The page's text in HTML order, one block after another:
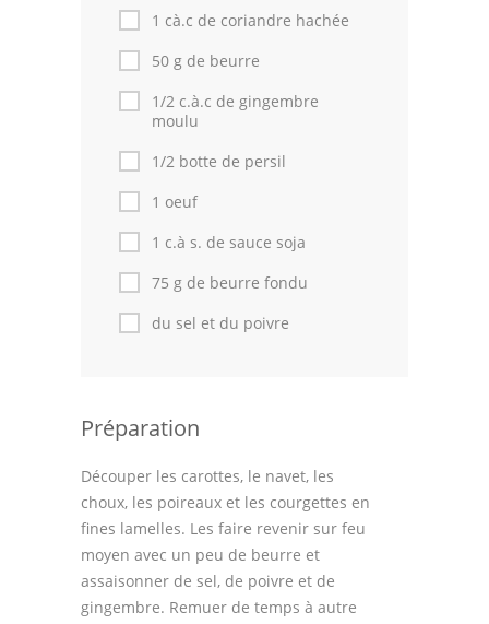
1 cà.c de coriandre hachée
50 g de beurre
1/2 c.à.c de gingembre
moulu
1/2 botte de persil
1 oeuf
1 c.à s. de sauce soja
75 g de beurre fondu
du sel et du poivre
Préparation
Découper les carottes, le navet, les
choux, les poireaux et les courgettes en
fines lamelles. Les faire revenir sur feu
moyen avec un peu de beurre et
assaisonner de sel, de poivre et de
gingembre. Remuer de temps à autre